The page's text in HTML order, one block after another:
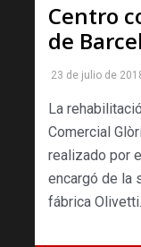
Centro
de
23 de julio de
La
Comercial
realizado por
encargó de la
fábrica Olivetti.